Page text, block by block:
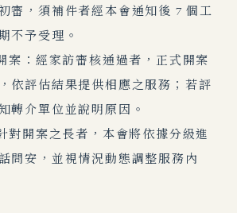
審，須補件者經本會通知後 7 個工
不予受理。
案：經家訪審核通過者，正式開案
依評估結果提供相應之服務；若評
轉介單位並說明原因。
對開案之長者，本會將依據分級進
問安，並視情況動態調整服務內